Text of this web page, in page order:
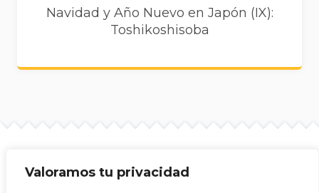
Valoramos tu privacidad
Navidad y Año Nuevo en Japón (IX):
Toshikoshisoba